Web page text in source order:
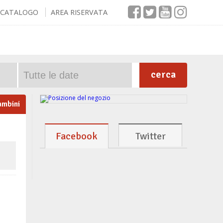
CATALOGO AREA RISERVATA
cerca
Facebook Twitter